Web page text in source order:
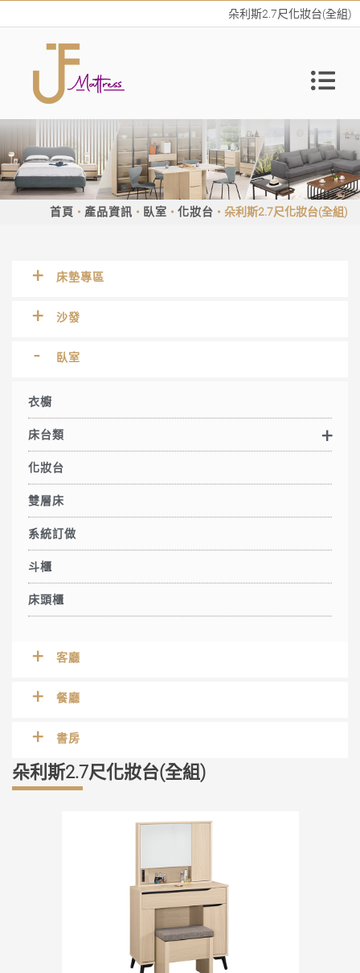
朵利斯2.7尺化妝台(全組)
首頁 產品資訊 臥室 化妝台 朵利斯2.7尺化妝台(全組)
床墊專區
沙發
臥室
衣櫥
床台類
化妝台
雙層床
系統訂做
斗櫃
床頭櫃
客廳
餐廳
書房
朵利斯2.7尺化妝台(全組)